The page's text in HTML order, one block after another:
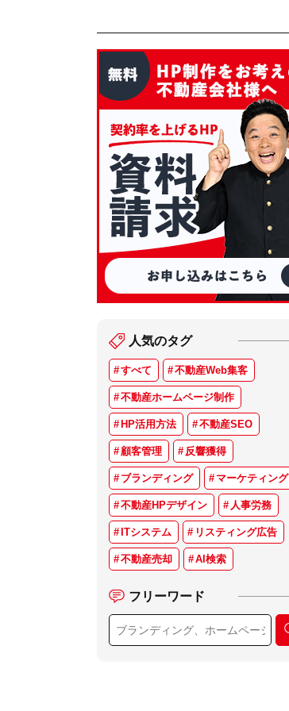
人気のタグ
すべて 不動産Web集客
不動産ホームページ制作
HP活用方法 不動産SEO
顧客管理 反響獲得
ブランディング マーケティング
不動産HPデザイン 人事労務
ITシステム リスティング広告
不動産売却 AI検索
フリーワード